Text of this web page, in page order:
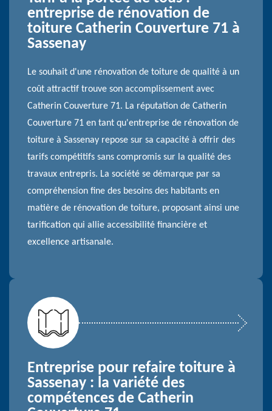
entreprise de rénovation de
toiture Catherin Couverture 71 à
Sassenay
Le souhait d'une rénovation de toiture de qualité à un
coût attractif trouve son accomplissement avec
Catherin Couverture 71. La réputation de Catherin
Couverture 71 en tant qu'entreprise de rénovation de
toiture à Sassenay repose sur sa capacité à offrir des
tarifs compétitifs sans compromis sur la qualité des
travaux entrepris. La société se démarque par sa
compréhension fine des besoins des habitants en
matière de rénovation de toiture, proposant ainsi une
tarification qui allie accessibilité financière et
excellence artisanale.
Entreprise pour refaire toiture à
Sassenay : la variété des
compétences de Catherin